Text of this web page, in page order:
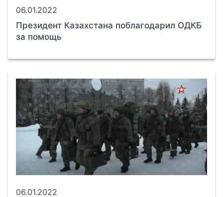
06.01.2022
Президент Казахстана поблагодарил ОДКБ
за помощь
06.01.2022